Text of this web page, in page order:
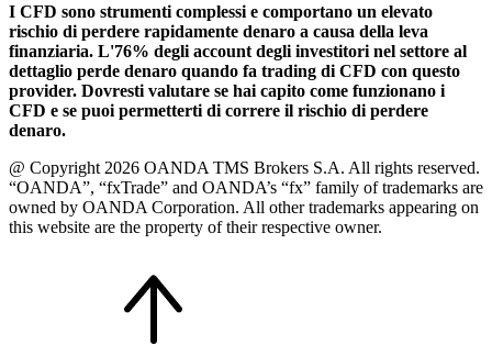
I CFD sono strumenti complessi e comportano un elevato
rischio di perdere rapidamente denaro a causa della leva
finanziaria. L'76% degli account degli investitori nel settore al
dettaglio perde denaro quando fa trading di CFD con questo
provider. Dovresti valutare se hai capito come funzionano i
CFD e se puoi permetterti di correre il rischio di perdere
denaro.
@ Copyright 2026 OANDA TMS Brokers S.A. All rights reserved.
“OANDA”, “fxTrade” and OANDA’s “fx” family of trademarks are
owned by OANDA Corporation. All other trademarks appearing on
this website are the property of their respective owner.